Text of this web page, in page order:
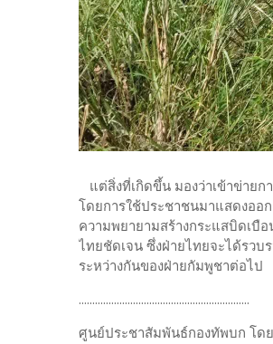
แต่สิ่งที่เกิดขึ้น มองว่าเข้าข่าย
โดยการใช้ประชาชนมาแสดงออ
ความพยายามสร้างกระแสบิดเบื
ไทยชัดเจน ซึ่งฝ่ายไทยจะได้รวบ
ระหว่างกันของฝ่ายกัมพูชาต่อไป
...............................................................
ศูนย์ประชาสัมพันธ์กองทัพบก โด